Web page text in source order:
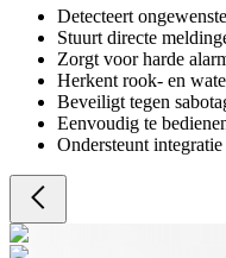
Detecteert
Stuurt directe
Zorgt voor harde
Herkent rook- en
Beveiligt tegen
Eenvoudig te
Ondersteunt